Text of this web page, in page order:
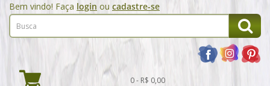
Bem vindo! Faça login ou cadastre-se
0 - R$ 0,00